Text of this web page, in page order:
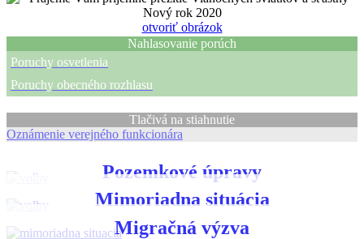
otvoriť obrázok
Nahlasovanie porúch
Poruchy osvetlenia
Poruchy obecného rozhlasu
Tlačivá na stiahnutie
Oznámenie verejného funkcionára
Pozemkové úpravy
Mimoriadna situácia
Migračná výzva